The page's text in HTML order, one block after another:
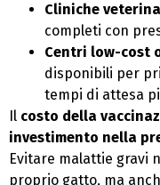
Cliniche
completi con
Centri low-cost
disponibili per
tempi di attesa
Il costo della
investimento nella
Evitare malattie gravi
proprio gatto, ma